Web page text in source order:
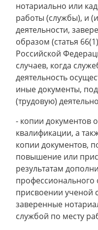
нотариально или
работы (службы), и
деятельности,
образом (статья
Российской
случаев, когда
деятельность
иные документы,
(трудовую)
- копии документов
квалификации, а
копии документов,
повышение или
результатам
профессионального
присвоении ученой
заверенные
службой по месту